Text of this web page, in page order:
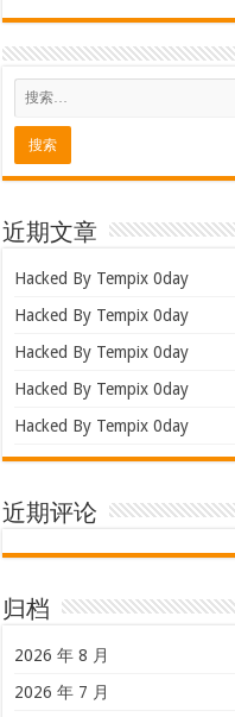
近期文章
Hacked By Tempix 0day
Hacked By Tempix 0day
Hacked By Tempix 0day
Hacked By Tempix 0day
Hacked By Tempix 0day
近期评论
归档
2026 年 8 月
2026 年 7 月